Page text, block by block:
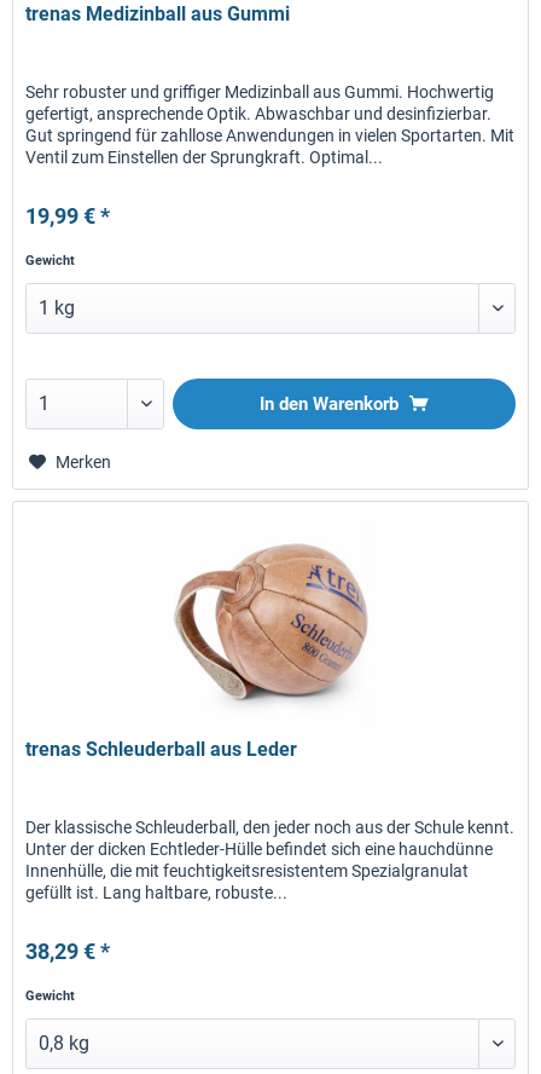
trenas Medizinball aus Gummi
Sehr robuster und griffiger Medizinball aus Gummi. Hochwertig
gefertigt, ansprechende Optik. Abwaschbar und desinfizierbar.
Gut springend für zahllose Anwendungen in vielen Sportarten. Mit
Ventil zum Einstellen der Sprungkraft. Optimal...
19,99 € *
Gewicht
In den Warenkorb
Merken
trenas Schleuderball aus Leder
Der klassische Schleuderball, den jeder noch aus der Schule kennt.
Unter der dicken Echtleder-Hülle befindet sich eine hauchdünne
Innenhülle, die mit feuchtigkeitsresistentem Spezialgranulat
gefüllt ist. Lang haltbare, robuste...
38,29 € *
Gewicht